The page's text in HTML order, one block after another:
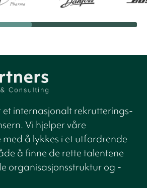
et internasjonalt rekrutterings-
Vi hjelper våre
å lykkes i et utfordrende
å finne de rette talentene
organisasjonsstruktur og -